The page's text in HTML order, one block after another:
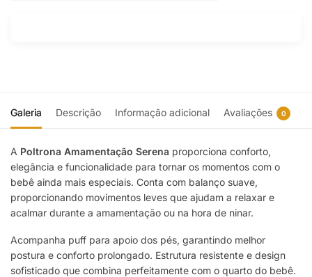
Galeria Descrição Informação adicional Avaliações 0
A Poltrona Amamentação Serena proporciona conforto,
elegância e funcionalidade para tornar os momentos com o
bebê ainda mais especiais. Conta com balanço suave,
proporcionando movimentos leves que ajudam a relaxar e
acalmar durante a amamentação ou na hora de ninar.
Acompanha puff para apoio dos pés, garantindo melhor
postura e conforto prolongado. Estrutura resistente e design
sofisticado que combina perfeitamente com o quarto do bebê.